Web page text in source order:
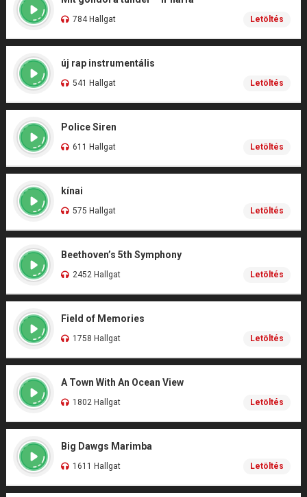
784 Hallgat Letöltés
új rap instrumentális
541 Hallgat Letöltés
Police Siren
611 Hallgat Letöltés
kínai
575 Hallgat Letöltés
Beethoven’s 5th Symphony
2452 Hallgat Letöltés
Field of Memories
1758 Hallgat Letöltés
A Town With An Ocean View
1802 Hallgat Letöltés
Big Dawgs Marimba
1611 Hallgat Letöltés